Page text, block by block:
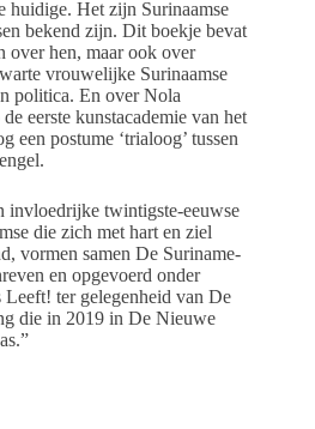
huidige. Het zijn Surinaamse
bekend zijn. Dit boekje bevat
over hen, maar ook over
vrouwelijke Surinaamse
politica. En over Nola
eerste kunstacademie van het
een postume ‘trialoog’ tussen
invloedrijke twintigste-eeuwse
die zich met hart en ziel
vormen samen De Suriname-
en opgevoerd onder
ter gelegenheid van De
die in 2019 in De Nieuwe